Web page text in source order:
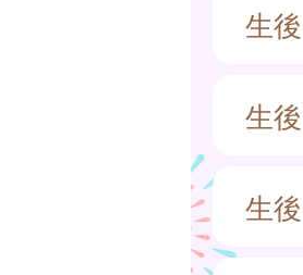
生
生
生